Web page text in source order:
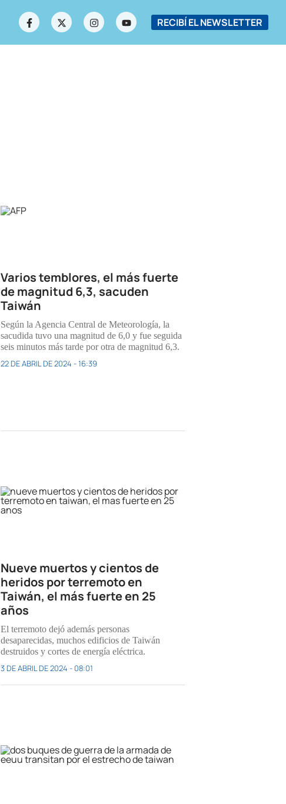
RECIBÍ EL NEWSLETTER
Varios temblores, el más fuerte
de magnitud 6,3, sacuden
Taiwán
Según la Agencia Central de Meteorología, la
sacudida tuvo una magnitud de 6,0 y fue seguida
seis minutos más tarde por otra de magnitud 6,3.
22 DE ABRIL DE 2024 - 16:39
Nueve muertos y cientos de
heridos por terremoto en
Taiwán, el más fuerte en 25
años
El terremoto dejó además personas
desaparecidas, muchos edificios de Taiwán
destruidos y cortes de energía eléctrica.
3 DE ABRIL DE 2024 - 08:01